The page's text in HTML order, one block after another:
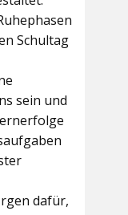
Schultag
sein und
dafür,